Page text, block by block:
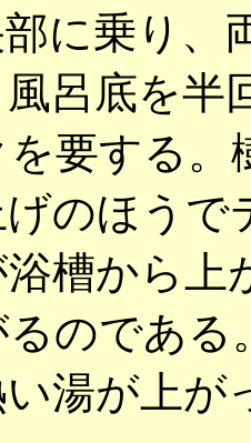
に乗り、
呂底を半
要する。
のほうで
槽から上
のである
湯が上